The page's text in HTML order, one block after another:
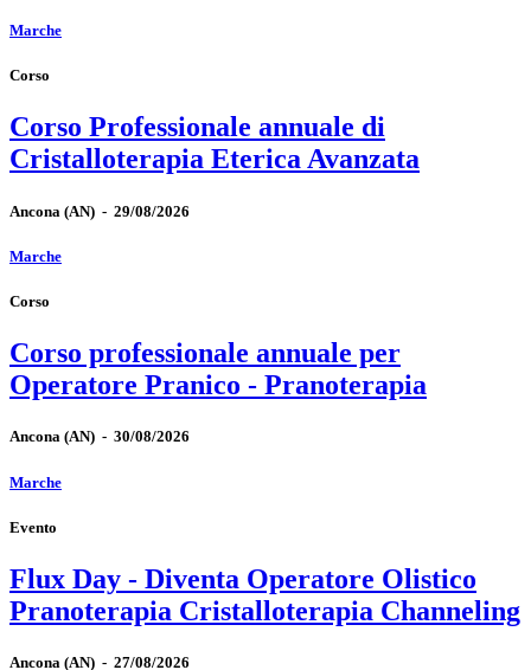
Marche
Corso
Corso Professionale annuale di
Cristalloterapia Eterica Avanzata
Ancona (AN) - 29/08/2026
Marche
Corso
Corso professionale annuale per
Operatore Pranico - Pranoterapia
Ancona (AN) - 30/08/2026
Marche
Evento
Flux Day - Diventa Operatore Olistico
Pranoterapia Cristalloterapia Channeling
Ancona (AN) - 27/08/2026